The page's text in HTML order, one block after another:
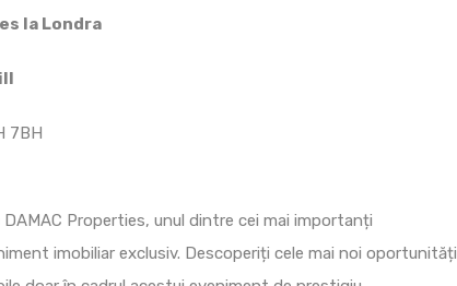
la Londra
7BH
Properties, unul dintre cei mai importanți
imobiliar exclusiv. Descoperiți cele mai noi oportunități